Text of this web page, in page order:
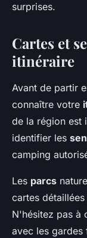
surprises.
Cartes et
itinéraire
Avant de partir
connaître votre
de la région est
identifier les
camping
Les parcs
cartes
N'hésitez pas à
avec les